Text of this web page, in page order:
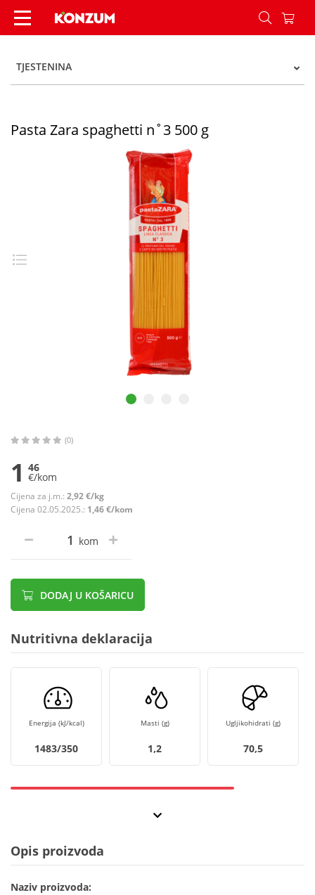
Pasta Zara spaghetti n˚3 500 g - Konzum
TJESTENINA
Pasta Zara spaghetti n˚3 500 g
(0)
1 46
€/kom
Cijena za j.m.: 2,92 €/kg
Cijena 02.05.2025.: 1,46 €/kom
kom
DODAJ U KOŠARICU
Nutritivna deklaracija
Energija (kJ/kcal)
1483/350
Masti (g)
1,2
Ugljikohidrati (g)
70,5
Opis proizvoda
Naziv proizvoda: